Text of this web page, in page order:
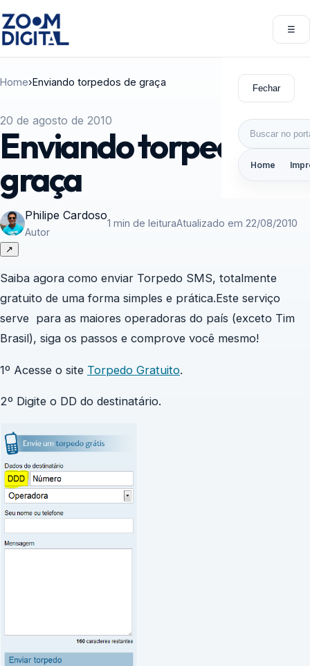
☰
Fechar
Buscar por:
Home
Home›Enviando torpedos de graça
20 de agosto de 2010
Enviando torpedos de
graça
Philipe Cardoso
Autor
1 min de leituraAtualizado em 22/08/2010
↗
Saiba agora como enviar Torpedo SMS, totalmente
gratuito de uma forma simples e prática.Este serviço
serve para as maiores operadoras do país (exceto Tim
Brasil), siga os passos e comprove você mesmo!
1º Acesse o site Torpedo Gratuito.
2º Digite o DD do destinatário.